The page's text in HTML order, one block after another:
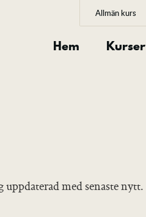
Allmän kurs
Hem Kurser
med senaste nytt.